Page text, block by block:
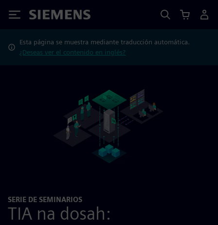
Siemens
Esta página se muestra mediante traducción automática.
¿Deseas ver el contenido en inglés?
SERIE DE SEMINARIOS
TIA na dosah: